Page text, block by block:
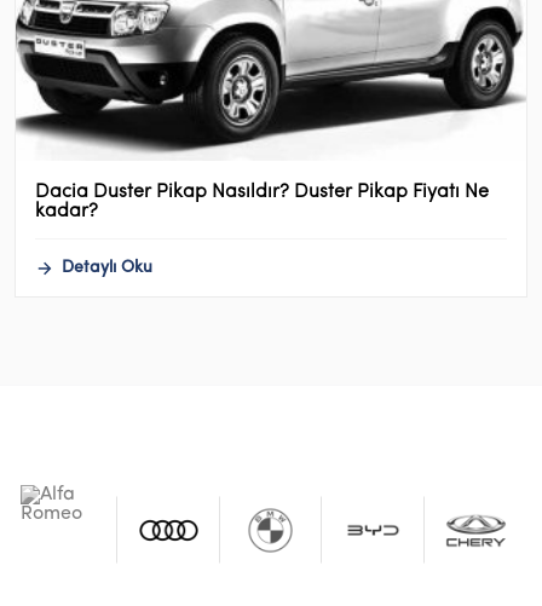
Dacia Duster Pikap Nasıldır? Duster Pikap Fiyatı Ne
kadar?
Detaylı Oku